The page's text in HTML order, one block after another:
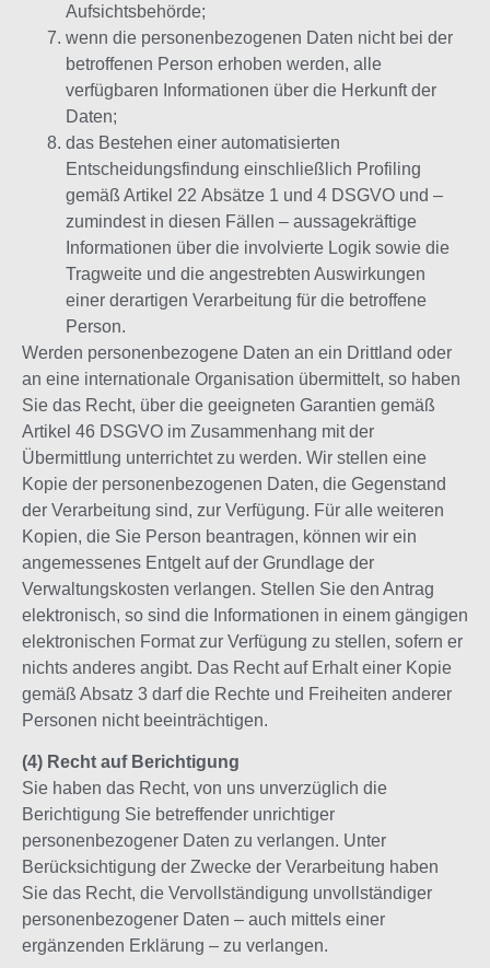
Aufsichtsbehörde;
wenn die personenbezogenen Daten nicht bei der
betroffenen Person erhoben werden, alle
verfügbaren Informationen über die Herkunft der
Daten;
das Bestehen einer automatisierten
Entscheidungsfindung einschließlich Profiling
gemäß Artikel 22 Absätze 1 und 4 DSGVO und –
zumindest in diesen Fällen – aussagekräftige
Informationen über die involvierte Logik sowie die
Tragweite und die angestrebten Auswirkungen
einer derartigen Verarbeitung für die betroffene
Person.
Werden personenbezogene Daten an ein Drittland oder
an eine internationale Organisation übermittelt, so haben
Sie das Recht, über die geeigneten Garantien gemäß
Artikel 46 DSGVO im Zusammenhang mit der
Übermittlung unterrichtet zu werden. Wir stellen eine
Kopie der personenbezogenen Daten, die Gegenstand
der Verarbeitung sind, zur Verfügung. Für alle weiteren
Kopien, die Sie Person beantragen, können wir ein
angemessenes Entgelt auf der Grundlage der
Verwaltungskosten verlangen. Stellen Sie den Antrag
elektronisch, so sind die Informationen in einem gängigen
elektronischen Format zur Verfügung zu stellen, sofern er
nichts anderes angibt. Das Recht auf Erhalt einer Kopie
gemäß Absatz 3 darf die Rechte und Freiheiten anderer
Personen nicht beeinträchtigen.
(4) Recht auf Berichtigung
Sie haben das Recht, von uns unverzüglich die
Berichtigung Sie betreffender unrichtiger
personenbezogener Daten zu verlangen. Unter
Berücksichtigung der Zwecke der Verarbeitung haben
Sie das Recht, die Vervollständigung unvollständiger
personenbezogener Daten – auch mittels einer
ergänzenden Erklärung – zu verlangen.